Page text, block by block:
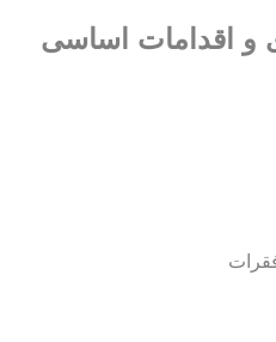
و اقدامات اساسی